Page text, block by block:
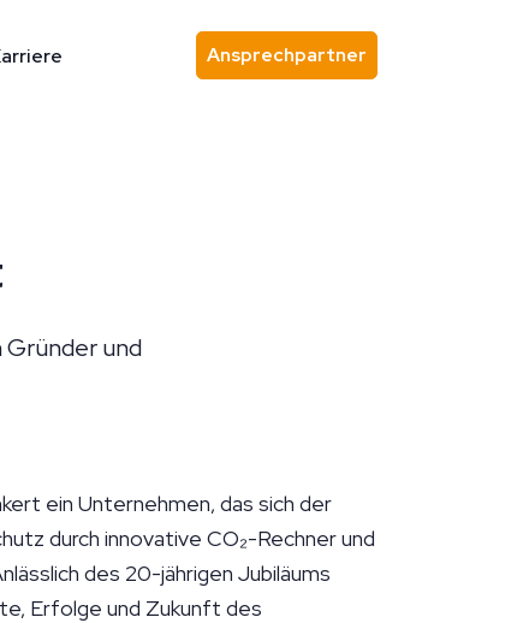
Ansprechpartner finden
Ansprechpartner
und
ein Unternehmen, das sich der
durch innovative CO₂-Rechner und
des 20-jährigen Jubiläums
Erfolge und Zukunft des